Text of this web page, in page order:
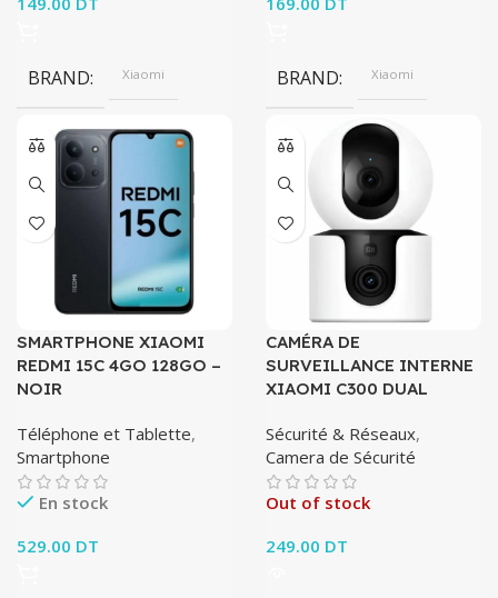
BRAND Xiaomi BRAND Xiaomi
SMARTPHONE XIAOMI
REDMI 15C 4GO 128GO –
NOIR
Téléphone et Tablette,
Smartphone
En stock
529.00 DT
CAMÉRA DE
SURVEILLANCE INTERNE
XIAOMI C300 DUAL
Sécurité & Réseaux,
Camera de Sécurité
Out of stock
249.00 DT